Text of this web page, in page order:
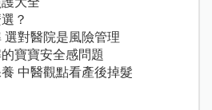
？
對醫院是風險管理
寶寶安全感問題
中醫觀點看產後掉髮